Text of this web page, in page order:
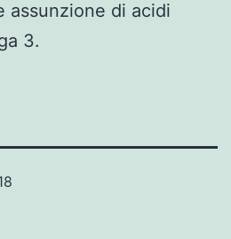
assunzione di acidi
3.